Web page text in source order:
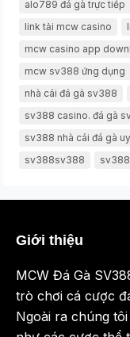
alo789 đá gà trực tiếp
link tải mcw casino
mcw casino app
mcw sv388 ứng dụng
nhà cái đá gà sv388
sv388 casino. đá gà
sv388 nhà cái đá gà
sv388sv388
Giới thiệu
MCW Đá Gà
trò chơi cá cược
Ngoài ra chúng